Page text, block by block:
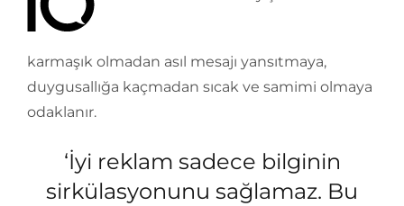
karmaşık olmadan asıl mesajı yansıtmaya,
duygusallığa kaçmadan sıcak ve samimi olmaya
odaklanır.
‘İyi reklam sadece bilginin
sirkülasyonunu sağlamaz. Bu